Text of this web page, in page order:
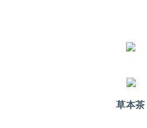
草本茶